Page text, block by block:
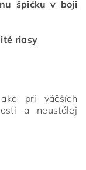
špičku v boji
riasy
pri väčších
a neustálej